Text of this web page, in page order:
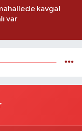
kavga!
var